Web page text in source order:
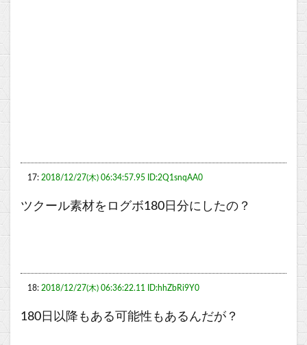
17: 2018/12/27(木) 06:34:57.95 ID:2Q1snqAA0
ツクール素材をログボ180日分にしたの？
18: 2018/12/27(木) 06:36:22.11 ID:hhZbRi9Y0
180日以降もある可能性もあるんだが？